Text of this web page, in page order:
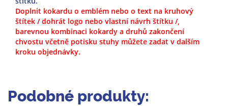
Doplnit kokardu o emblém nebo o text na kruhový
štítek / dohrát logo nebo vlastní návrh štítku /,
barevnou kombinaci kokardy a druhů zakončení
chvostu včetně potisku stuhy můžete zadat v dalším
kroku objednávky.
Podobné produkty: